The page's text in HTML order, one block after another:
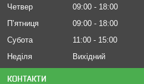
Четвер
09:00
18:00
Пʼятниця
09:00
18:00
Субота
11:00
15:00
Неділя
Вихідний
КОНТАКТИ